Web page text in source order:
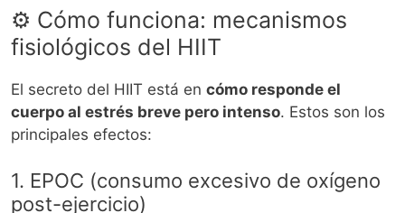
⚙️ Cómo funciona: mecanismos
fisiológicos del HIIT
El secreto del HIIT está en cómo responde el
cuerpo al estrés breve pero intenso. Estos son los
principales efectos:
1. EPOC (consumo excesivo de oxígeno
post-ejercicio)